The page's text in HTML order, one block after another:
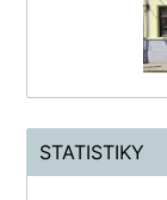
STATISTIKY